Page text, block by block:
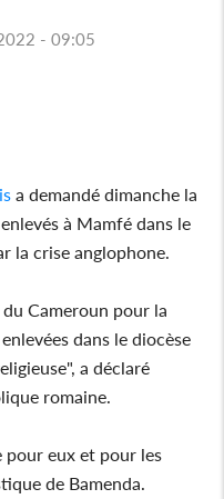
- 09:05
a demandé dimanche la
à Mamfé dans le
la crise anglophone.
du Cameroun pour la
dans le diocèse
a déclaré
romaine.
pour eux et pour les
de Bamenda.